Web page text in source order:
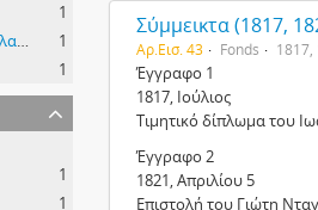
1
Ιγνάτιος, Μητροπολίτης Ουγγροβλαχίας
1
1
1
1
Σύμμεικτα (1817,
Αρ.Εισ. 43 Fonds 1817,
Έγγραφο 1
1817, Ιούλιος
Τιμητικό δίπλωμα του
Έγγραφο 2
1821, Απριλίου 5
Επιστολή του Γιώτη